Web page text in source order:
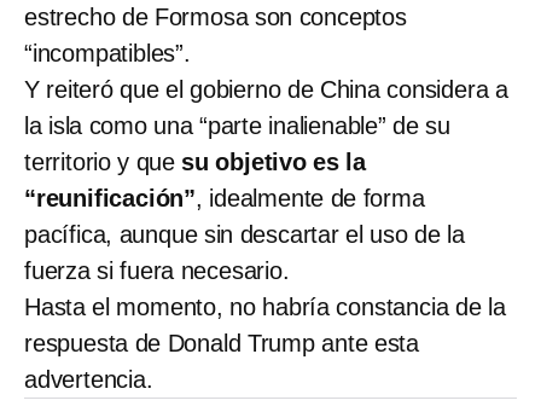
estrecho de Formosa son conceptos
“incompatibles”.
Y reiteró que el gobierno de China considera a
la isla como una “parte inalienable” de su
territorio y que su objetivo es la
“reunificación”, idealmente de forma
pacífica, aunque sin descartar el uso de la
fuerza si fuera necesario.
Hasta el momento, no habría constancia de la
respuesta de Donald Trump ante esta
advertencia.